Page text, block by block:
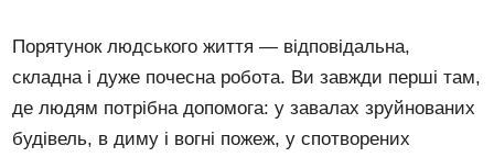
Порятунок людського життя — відповідальна,
складна і дуже почесна робота. Ви завжди перші там,
де людям потрібна допомога: у завалах зруйнованих
будівель, в диму і вогні пожеж, у спотворених